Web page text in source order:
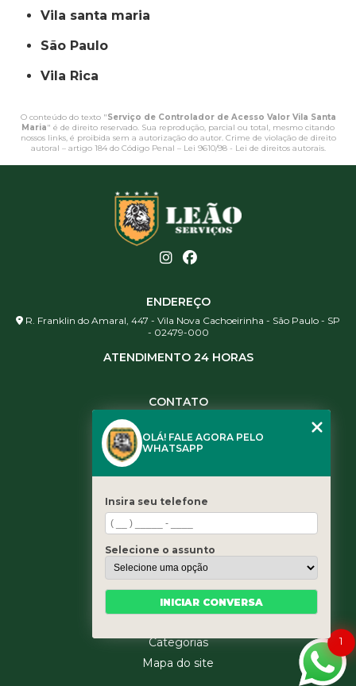
vila santa maria
São Paulo
Vila Rica
O conteúdo do texto "Serviço de Controlador de Acesso Valor Vila Santa
Maria" é de direito reservado. Sua reprodução, parcial ou total, mesmo citando
nossos links, é proibida sem a autorização do autor. Crime de violação de direito
autoral – artigo 184 do Código Penal – Lei 9610/98 - Lei de direitos autorais.
ENDEREÇO
R. Franklin do Amaral, 447 - Vila Nova Cachoeirinha - São Paulo - SP
- 02479-000
ATENDIMENTO 24 HORAS
CONTATO
(11) 3461-5871
contato@leaoservicos.com.br
Home
Quem somos
Serviços
Blog
Categorias
Mapa do site
1
OLÁ! FALE AGORA PELO
WHATSAPP
Insira seu telefone
Selecione o assunto
INICIAR CONVERSA